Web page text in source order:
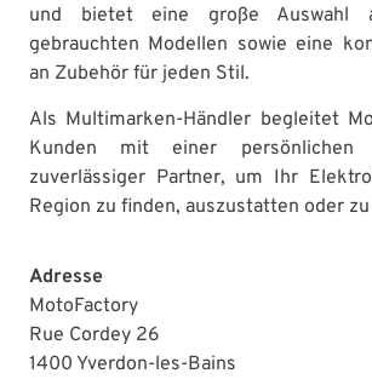
und bietet eine große Auswahl
gebrauchten Modellen sowie eine
an Zubehör für jeden Stil.
Als Multimarken-Händler begleitet
Kunden mit einer persönlichen
zuverlässiger Partner, um Ihr
Region zu finden, auszustatten oder
Adresse
MotoFactory
Rue Cordey 26
1400 Yverdon-les-Bains